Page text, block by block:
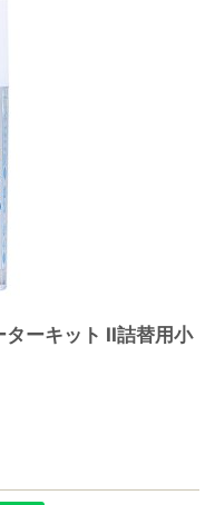
ターキット II詰替用小